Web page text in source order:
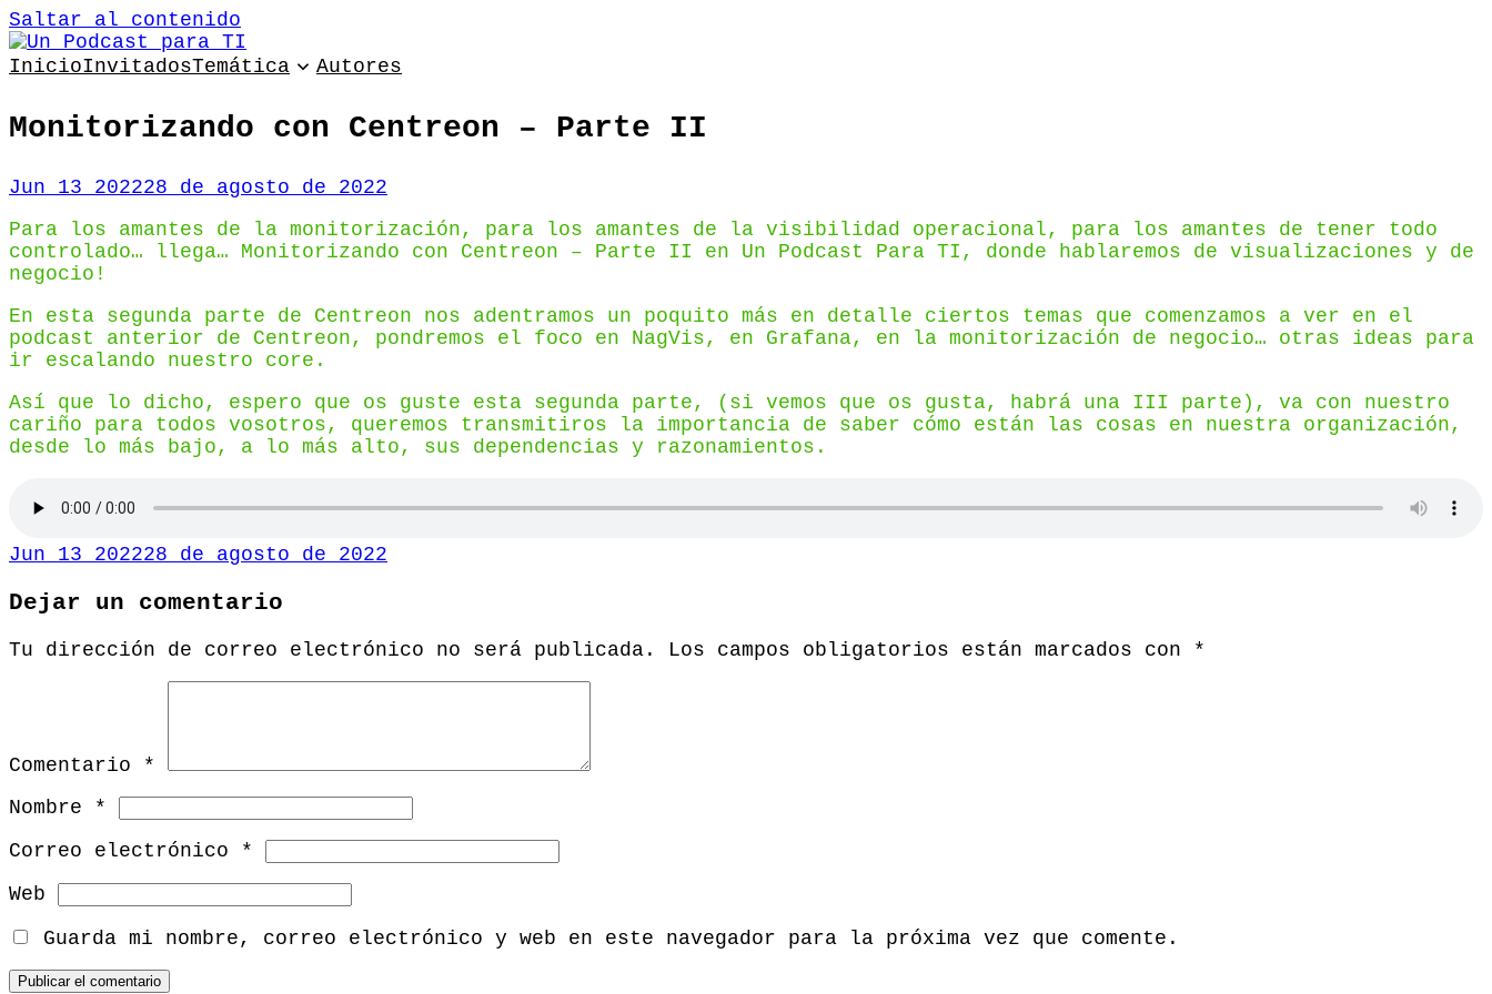
Saltar al contenido
InicioInvitadosTemática Autores
Monitorizando con Centreon – Parte II
Jun 13 202228 de agosto de 2022
Para los amantes de la monitorización, para los amantes de la visibilidad operacional, para los amantes de tener todo
controlado… llega… Monitorizando con Centreon – Parte II en Un Podcast Para TI, donde hablaremos de visualizaciones y de
negocio!
En esta segunda parte de Centreon nos adentramos un poquito más en detalle ciertos temas que comenzamos a ver en el
podcast anterior de Centreon, pondremos el foco en NagVis, en Grafana, en la monitorización de negocio… otras ideas para
ir escalando nuestro core.
Así que lo dicho, espero que os guste esta segunda parte, (si vemos que os gusta, habrá una III parte), va con nuestro
cariño para todos vosotros, queremos transmitiros la importancia de saber cómo están las cosas en nuestra organización,
desde lo más bajo, a lo más alto, sus dependencias y razonamientos.
Jun 13 202228 de agosto de 2022
Dejar un comentario
Tu dirección de correo electrónico no será publicada. Los campos obligatorios están marcados con *
Comentario *
Nombre *
Correo electrónico *
Web
Guarda mi nombre, correo electrónico y web en este navegador para la próxima vez que comente.